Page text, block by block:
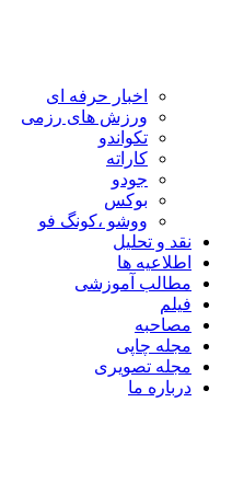
اخبار حرفه ای
ورزش های رزمی
تکواندو
کاراته
جودو
بوکس
ووشو ،کونگ فو
نقد و تحلیل
اطلاعیه ها
مطالب آموزشی
فیلم
مصاحبه
مجله چاپی
مجله تصویری
درباره ما